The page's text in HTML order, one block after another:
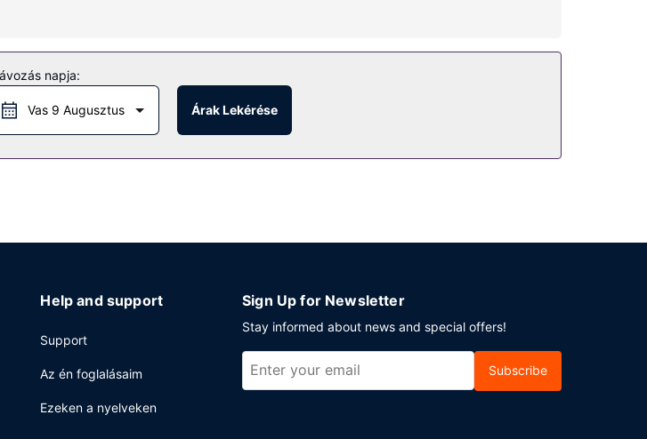
falatozhatnak.
napja:
Vas 9 Augusztus Árak Lekérése
Help and support
Support
Az én foglalásaim
Ezeken a nyelveken
Sign Up for Newsletter
Stay informed about news and special offers!
Subscribe